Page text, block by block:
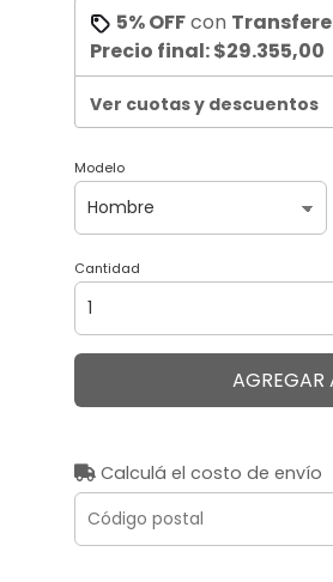
5% OFFcon
Precio final:$29.355,00
Ver cuotas y descuentos
Modelo
Cantidad
AGREGAR
Calculá el costo de envío